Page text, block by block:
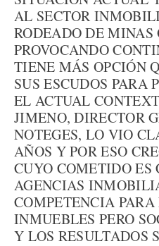
AL SECTOR
RODEADO DE MINAS
PROVOCANDO
TIENE MÁS OPCIÓN
SUS ESCUDOS PARA
EL ACTUAL
JIMENO, DIRECTOR
NOTEGES, LO VIO
AÑOS Y POR ESO
CUYO COMETIDO ES
AGENCIAS
COMPETENCIA
INMUEBLES PERO
Y LOS RESULTADOS